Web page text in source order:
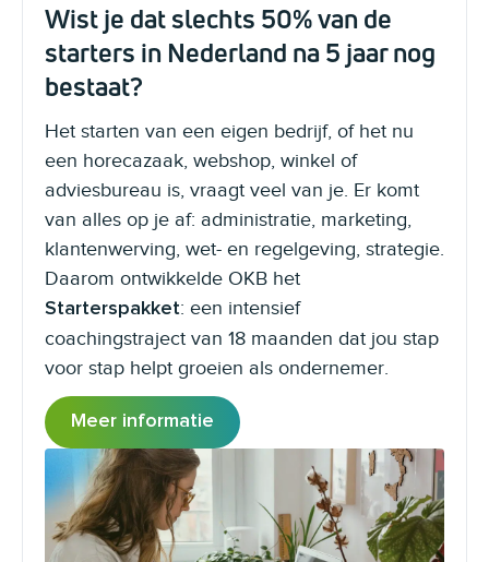
Wist je dat slechts 50% van de
starters in Nederland na 5 jaar nog
bestaat?
Het starten van een eigen bedrijf, of het nu
een horecazaak, webshop, winkel of
adviesbureau is, vraagt veel van je. Er komt
van alles op je af: administratie, marketing,
klantenwerving, wet- en regelgeving, strategie.
Daarom ontwikkelde OKB het
Starterspakket: een intensief
coachingstraject van 18 maanden dat jou stap
voor stap helpt groeien als ondernemer.
Meer informatie